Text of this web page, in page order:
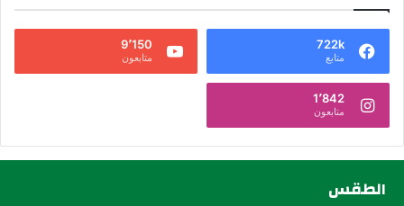
722k
متابع
9٬150
متابعون
1٬842
متابعون
الطقس